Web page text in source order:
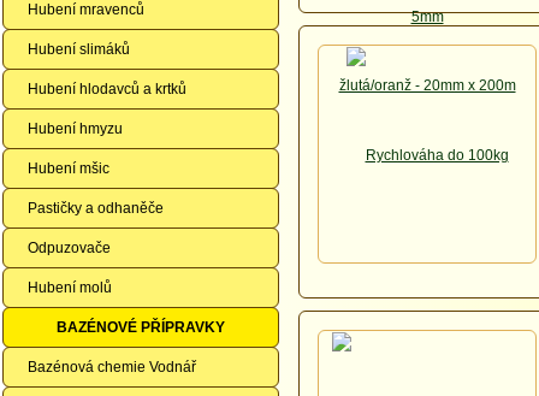
Hubení mravenců
Hubení slimáků
Hubení hlodavců a krtků
Hubení hmyzu
Hubení mšic
Pastičky a odhaněče
Odpuzovače
Hubení molů
BAZÉNOVÉ PŘÍPRAVKY
Bazénová chemie Vodnář